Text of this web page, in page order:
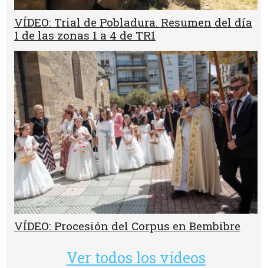
VÍDEO: Trial de Pobladura. Resumen del día
1 de las zonas 1 a 4 de TR1
VÍDEO: Procesión del Corpus en Bembibre
Ver todos los vídeos